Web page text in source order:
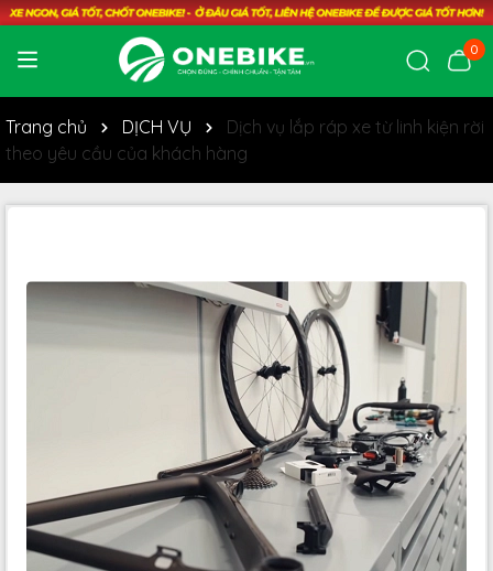
0
Trang chủ DỊCH VỤ
Dịch vụ lắp ráp xe từ linh kiện rời
theo yêu cầu của khách hàng